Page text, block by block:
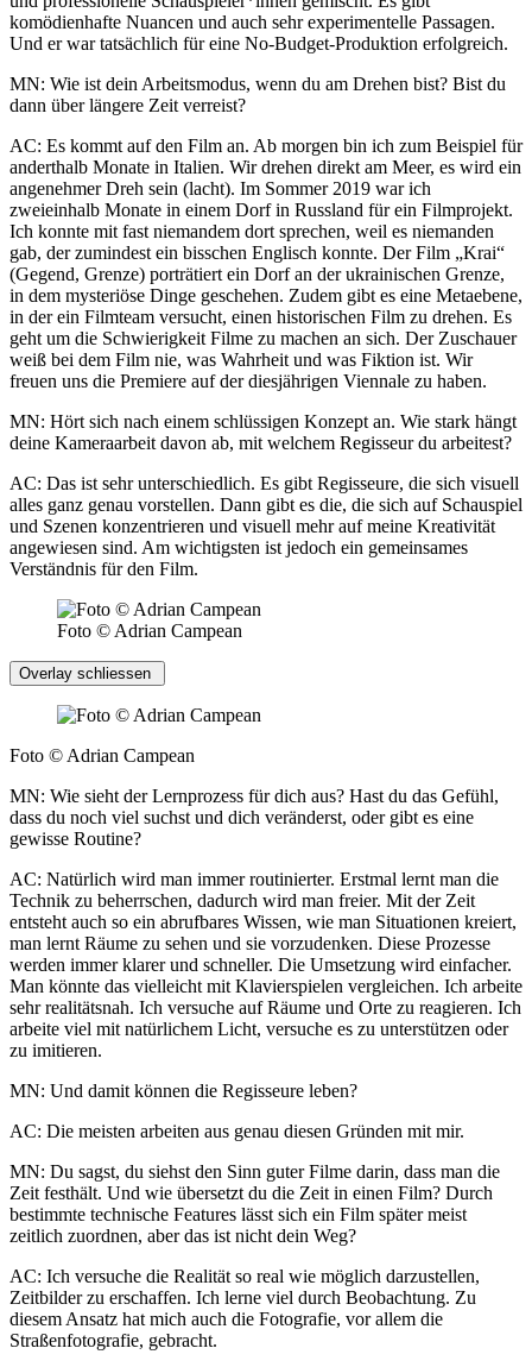
komödienhafte Nuancen und auch sehr experimentelle Passagen.
Und er war tatsächlich für eine No-Budget-Produktion erfolgreich.
MN: Wie ist dein Arbeitsmodus, wenn du am Drehen bist? Bist du
dann über längere Zeit verreist?
AC: Es kommt auf den Film an. Ab morgen bin ich zum Beispiel für
anderthalb Monate in Italien. Wir drehen direkt am Meer, es wird ein
angenehmer Dreh sein (lacht). Im Sommer 2019 war ich
zweieinhalb Monate in einem Dorf in Russland für ein Filmprojekt.
Ich konnte mit fast niemandem dort sprechen, weil es niemanden
gab, der zumindest ein bisschen Englisch konnte. Der Film „Krai“
(Gegend, Grenze) porträtiert ein Dorf an der ukrainischen Grenze,
in dem mysteriöse Dinge geschehen. Zudem gibt es eine Metaebene,
in der ein Filmteam versucht, einen historischen Film zu drehen. Es
geht um die Schwierigkeit Filme zu machen an sich. Der Zuschauer
weiß bei dem Film nie, was Wahrheit und was Fiktion ist. Wir
freuen uns die Premiere auf der diesjährigen Viennale zu haben.
MN: Hört sich nach einem schlüssigen Konzept an. Wie stark hängt
deine Kameraarbeit davon ab, mit welchem Regisseur du arbeitest?
AC: Das ist sehr unterschiedlich. Es gibt Regisseure, die sich visuell
alles ganz genau vorstellen. Dann gibt es die, die sich auf Schauspiel
und Szenen konzentrieren und visuell mehr auf meine Kreativität
angewiesen sind. Am wichtigsten ist jedoch ein gemeinsames
Verständnis für den Film.
Foto © Adrian Campean
Overlay schliessen
Foto © Adrian Campean
MN: Wie sieht der Lernprozess für dich aus? Hast du das Gefühl,
dass du noch viel suchst und dich veränderst, oder gibt es eine
gewisse Routine?
AC: Natürlich wird man immer routinierter. Erstmal lernt man die
Technik zu beherrschen, dadurch wird man freier. Mit der Zeit
entsteht auch so ein abrufbares Wissen, wie man Situationen kreiert,
man lernt Räume zu sehen und sie vorzudenken. Diese Prozesse
werden immer klarer und schneller. Die Umsetzung wird einfacher.
Man könnte das vielleicht mit Klavierspielen vergleichen. Ich arbeite
sehr realitätsnah. Ich versuche auf Räume und Orte zu reagieren. Ich
arbeite viel mit natürlichem Licht, versuche es zu unterstützen oder
zu imitieren.
MN: Und damit können die Regisseure leben?
AC: Die meisten arbeiten aus genau diesen Gründen mit mir.
MN: Du sagst, du siehst den Sinn guter Filme darin, dass man die
Zeit festhält. Und wie übersetzt du die Zeit in einen Film? Durch
bestimmte technische Features lässt sich ein Film später meist
zeitlich zuordnen, aber das ist nicht dein Weg?
AC: Ich versuche die Realität so real wie möglich darzustellen,
Zeitbilder zu erschaffen. Ich lerne viel durch Beobachtung. Zu
diesem Ansatz hat mich auch die Fotografie, vor allem die
Straßenfotografie, gebracht.